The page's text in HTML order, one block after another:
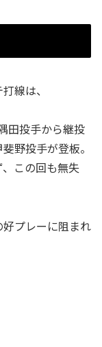
線は、
田投手から継投
野投手が登板。
この回も無失
プレーに阻まれ